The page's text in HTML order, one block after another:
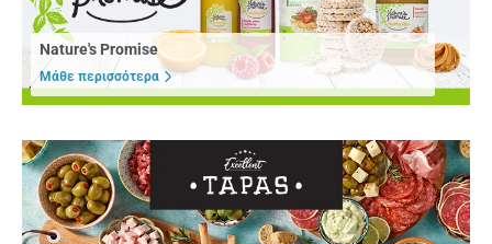
Nature's Promise
Μάθε περισσότερα